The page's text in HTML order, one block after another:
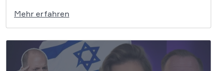
mehrfach die Rundfunkfreiheit, weshalb der RBB
vor das BVerfG zog – und nun unterlag. Das
Bundesverfassungsgericht (BVerfG) hat
entschieden, dass der […]
Mehr erfahren